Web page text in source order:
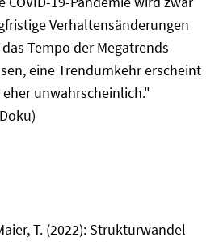
Verhaltensänderungen
Tempo der Megatrends
eine Trendumkehr erscheint
unwahrscheinlich."
T. (2022): Strukturwandel